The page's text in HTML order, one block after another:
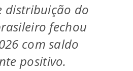
distribuição do
fechou
com saldo
positivo.